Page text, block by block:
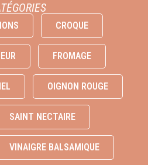
CROQUE
FROMAGE
OIGNON ROUGE
SAINT NECTAIRE
VINAIGRE BALSAMIQUE